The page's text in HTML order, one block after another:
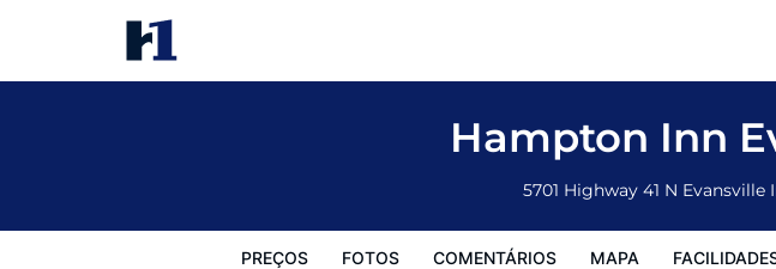
Hampton Inn
5701 Highway 41 N Evansville
PREÇOS FOTOS COMENTÁRIOS MAPA
Hampton Inn Evansville/Airport
Preços